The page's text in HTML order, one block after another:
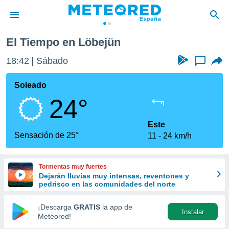
de
por
que se
calidad.
a este
las
y
forma
digital
basada
El Tiempo en Löbejün
18:42 Sábado ...
Soleado
24°
Sensación de 25°
Este
11
24 km/h
Tormentas muy fuertes
Dejarán lluvias muy intensas, reventones y
pedrisco en las comunidades del norte
¡Descarga GRATIS la app de
Meteored!
Instalar